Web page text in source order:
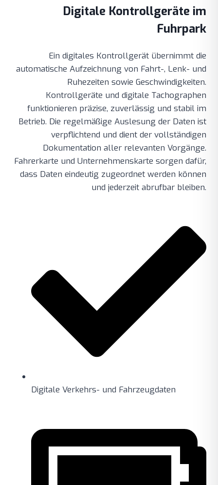
Digitale Kontrollgeräte im
Fuhrpark
Ein digitales Kontrollgerät übernimmt die
automatische Aufzeichnung von Fahrt-, Lenk- und
Ruhezeiten sowie Geschwindigkeiten.
Kontrollgeräte und digitale Tachographen
funktionieren präzise, zuverlässig und stabil im
Betrieb. Die regelmäßige Auslesung der Daten ist
verpflichtend und dient der vollständigen
Dokumentation aller relevanten Vorgänge.
Fahrerkarte und Unternehmenskarte sorgen dafür,
dass Daten eindeutig zugeordnet werden können
und jederzeit abrufbar bleiben.
Digitale Verkehrs- und Fahrzeugdaten